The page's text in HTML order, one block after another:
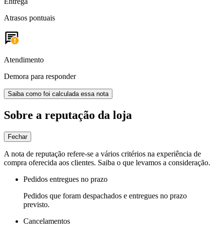
Atrasos pontuais
Atendimento
Demora para responder
Saiba como foi calculada essa nota
Sobre a reputação da loja
Fechar
A nota de reputação refere-se a vários critérios na experiência de
compra oferecida aos clientes. Saiba o que levamos a consideração.
Pedidos entregues no prazo
Pedidos que foram despachados e entregues no prazo
previsto.
Cancelamentos